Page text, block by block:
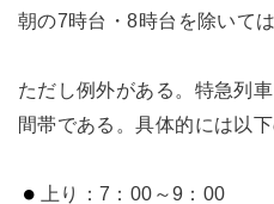
朝の7時台・8時台を除いて
ただし例外がある。特急列
間帯である。具体的には以
上り：7：00～9：00